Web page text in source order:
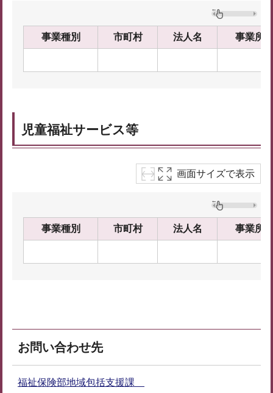
事業種別 市町村 法人名 事業所
児童福祉サービス等
画面サイズで表示
事業種別 市町村 法人名 事業所
お問い合わせ先
福祉保険部地域包括支援課